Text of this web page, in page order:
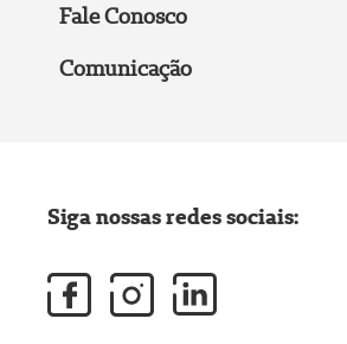
Fale Conosco
Comunicação
Siga nossas redes sociais: